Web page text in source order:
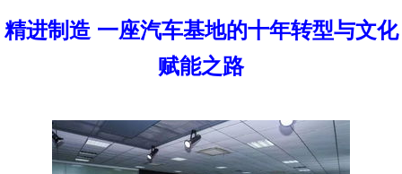
精进制造 一座汽车基地的十年转型与文化
赋能之路